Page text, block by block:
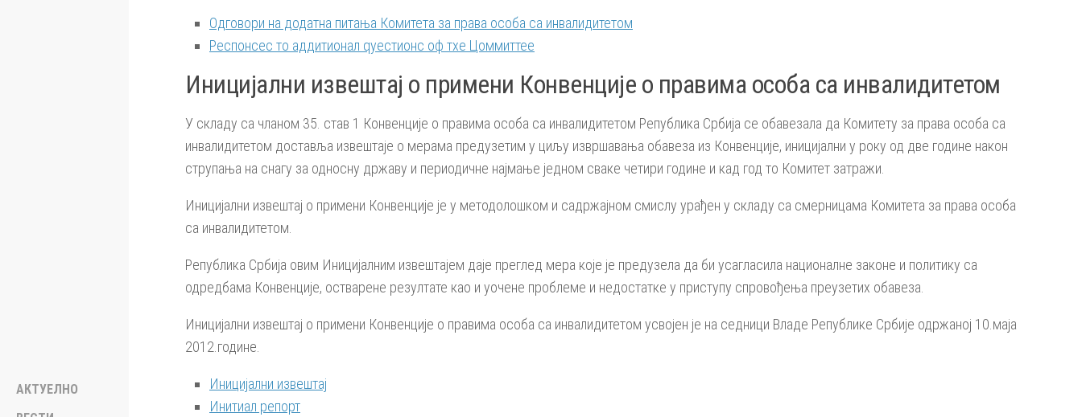
Одговори на додатна питања Комитета за права особа са инвалидитетом
Респонсес то аддитионал qуестионс оф тхе Цоммиттее
Иницијални извештај о примени Конвенције о правима особа са инвалидитетом
У складу са чланом 35. став 1 Конвенције о правима особа са инвалидитетом Република Србија се обавезала да Комитету за права особа са
инвалидитетом доставља извештаје о мерама предузетим у циљу извршавања обавеза из Конвенције, иницијални у року од две године након
струпања на снагу за односну државу и периодичне најмање једном сваке четири године и кад год то Комитет затражи.
Иницијални извештај о примени Конвенције је у методолошком и садржајном смислу урађен у складу са смерницама Комитета за права особа
са инвалидитетом.
Република Србија овим Иницијалним извештајем даје преглед мера које је предузела да би усагласила националне законе и политику са
одредбама Конвенције, остварене резултате као и уочене проблеме и недостатке у приступу спровођења преузетих обавеза.
Иницијални извештај о примени Конвенције о правима особа са инвалидитетом усвојен је на седници Владе Републике Србије одржаној 10.маја
2012.године.
Иницијални извештај
Инитиал репорт
АКТУЕЛНО